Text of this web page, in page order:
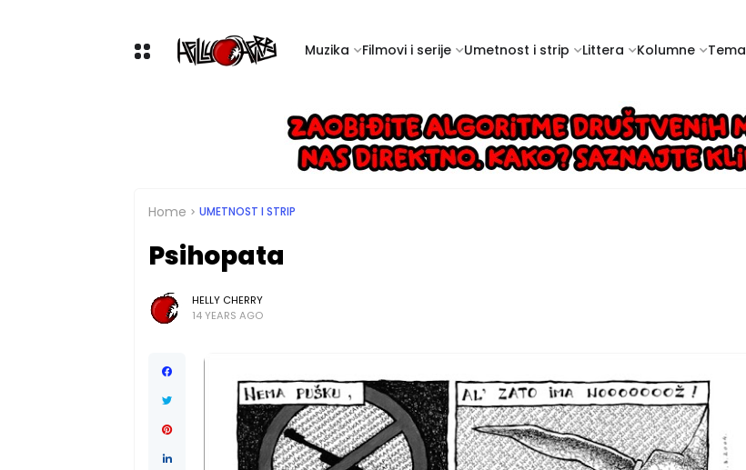
Muzika Filmovi i serije Umetnost i strip Littera Kolumne Tema
Home UMETNOST I STRIP
Psihopata
HELLY CHERRY
14 YEARS AGO